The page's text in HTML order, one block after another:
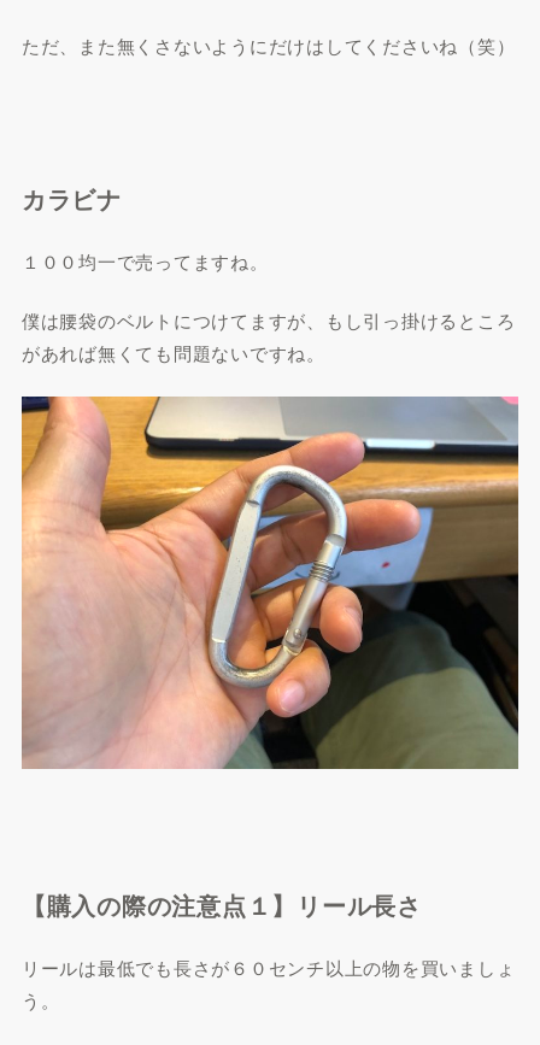
ただ、また無くさないようにだけはしてくださいね（笑）
カラビナ
１００均一で売ってますね。
僕は腰袋のベルトにつけてますが、もし引っ掛けるところ
があれば無くても問題ないですね。
【購入の際の注意点１】リール長さ
リールは最低でも長さが６０センチ以上の物を買いましょ
う。